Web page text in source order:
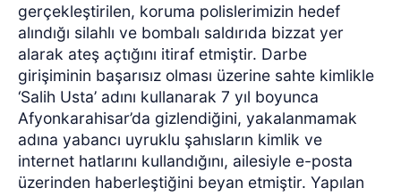
gerçekleştirilen, koruma polislerimizin hedef
alındığı silahlı ve bombalı saldırıda bizzat yer
alarak ateş açtığını itiraf etmiştir. Darbe
girişiminin başarısız olması üzerine sahte kimlikle
‘Salih Usta’ adını kullanarak 7 yıl boyunca
Afyonkarahisar’da gizlendiğini, yakalanmamak
adına yabancı uyruklu şahısların kimlik ve
internet hatlarını kullandığını, ailesiyle e-posta
üzerinden haberleştiğini beyan etmiştir. Yapılan